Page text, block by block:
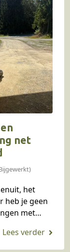
net
het
heb je geen
met